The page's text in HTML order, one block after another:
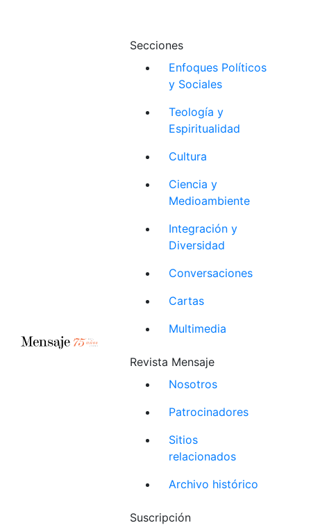
Secciones
Enfoques Políticos
y Sociales
Teología y
Espiritualidad
Cultura
Ciencia y
Medioambiente
Integración y
Diversidad
Conversaciones
Cartas
Multimedia
Revista Mensaje
Nosotros
Patrocinadores
Sitios
relacionados
Archivo histórico
Suscripción